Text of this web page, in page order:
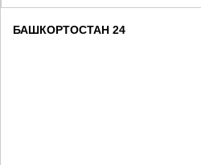
БАШКОРТОСТАН 24